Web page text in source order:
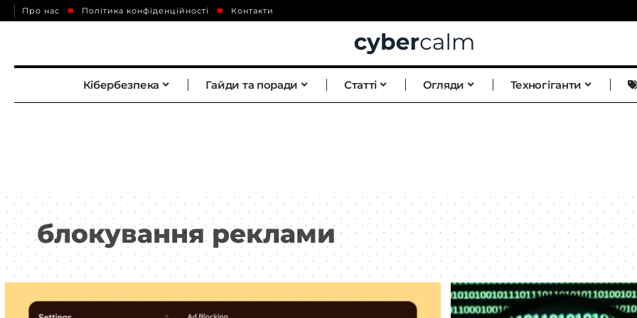
Про нас Політика конфіденційності Контакти
Кібербезпека Гайди та поради Статті Огляди Техногіганти
блокування реклами